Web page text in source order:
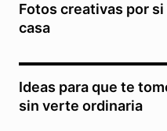
Fotos creativas por
casa
Ideas para que te
sin verte ordinaria